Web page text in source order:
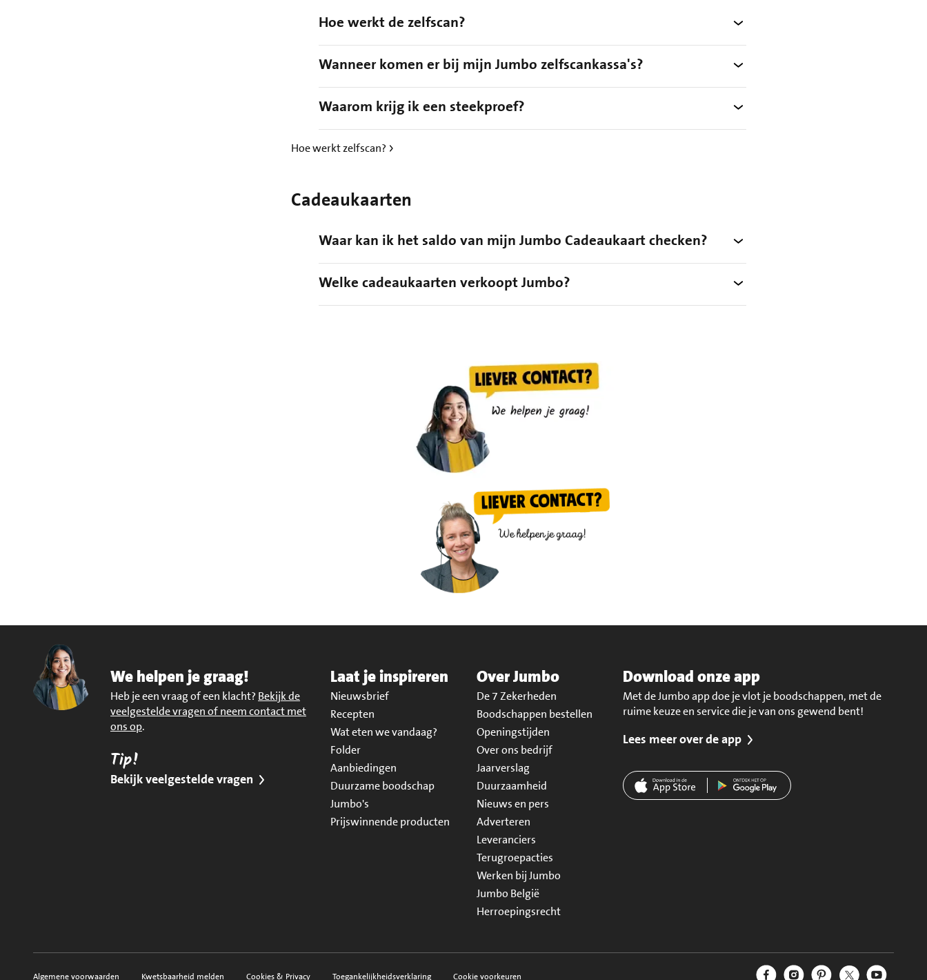
Hoe werkt de zelfscan?
Wanneer komen er bij mijn Jumbo zelfscankassa's?
Waarom krijg ik een steekproef?
Hoe werkt zelfscan?
Cadeaukaarten
Waar kan ik het saldo van mijn Jumbo Cadeaukaart checken?
Welke cadeaukaarten verkoopt Jumbo?
We helpen je graag!
Heb je een vraag of een klacht? Bekijk de
veelgestelde vragen of neem contact met
ons op.
Tip!
Bekijk veelgestelde vragen
Laat je inspireren
Nieuwsbrief
Recepten
Wat eten we vandaag?
Folder
Aanbiedingen
Duurzame boodschap
Jumbo's
Prijswinnende producten
Over Jumbo
De 7 Zekerheden
Boodschappen bestellen
Openingstijden
Over ons bedrijf
Jaarverslag
Duurzaamheid
Nieuws en pers
Adverteren
Leveranciers
Terugroepacties
Werken bij Jumbo
Jumbo België
Herroepingsrecht
Download onze app
Met de Jumbo app doe je vlot je boodschappen, met de
ruime keuze en service die je van ons gewend bent!
Lees meer over de app
Algemene voorwaarden Kwetsbaarheid melden Cookies & Privacy Toegankelijkheidsverklaring Cookie voorkeuren Volg ons
Jumbo Facebook
Jumbo Instagram
Jumbo Pinterest
Jumbo Twitter
Jumbo